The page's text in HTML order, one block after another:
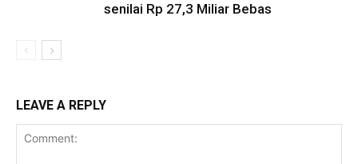
senilai Rp 27,3 Miliar Bebas
LEAVE A REPLY